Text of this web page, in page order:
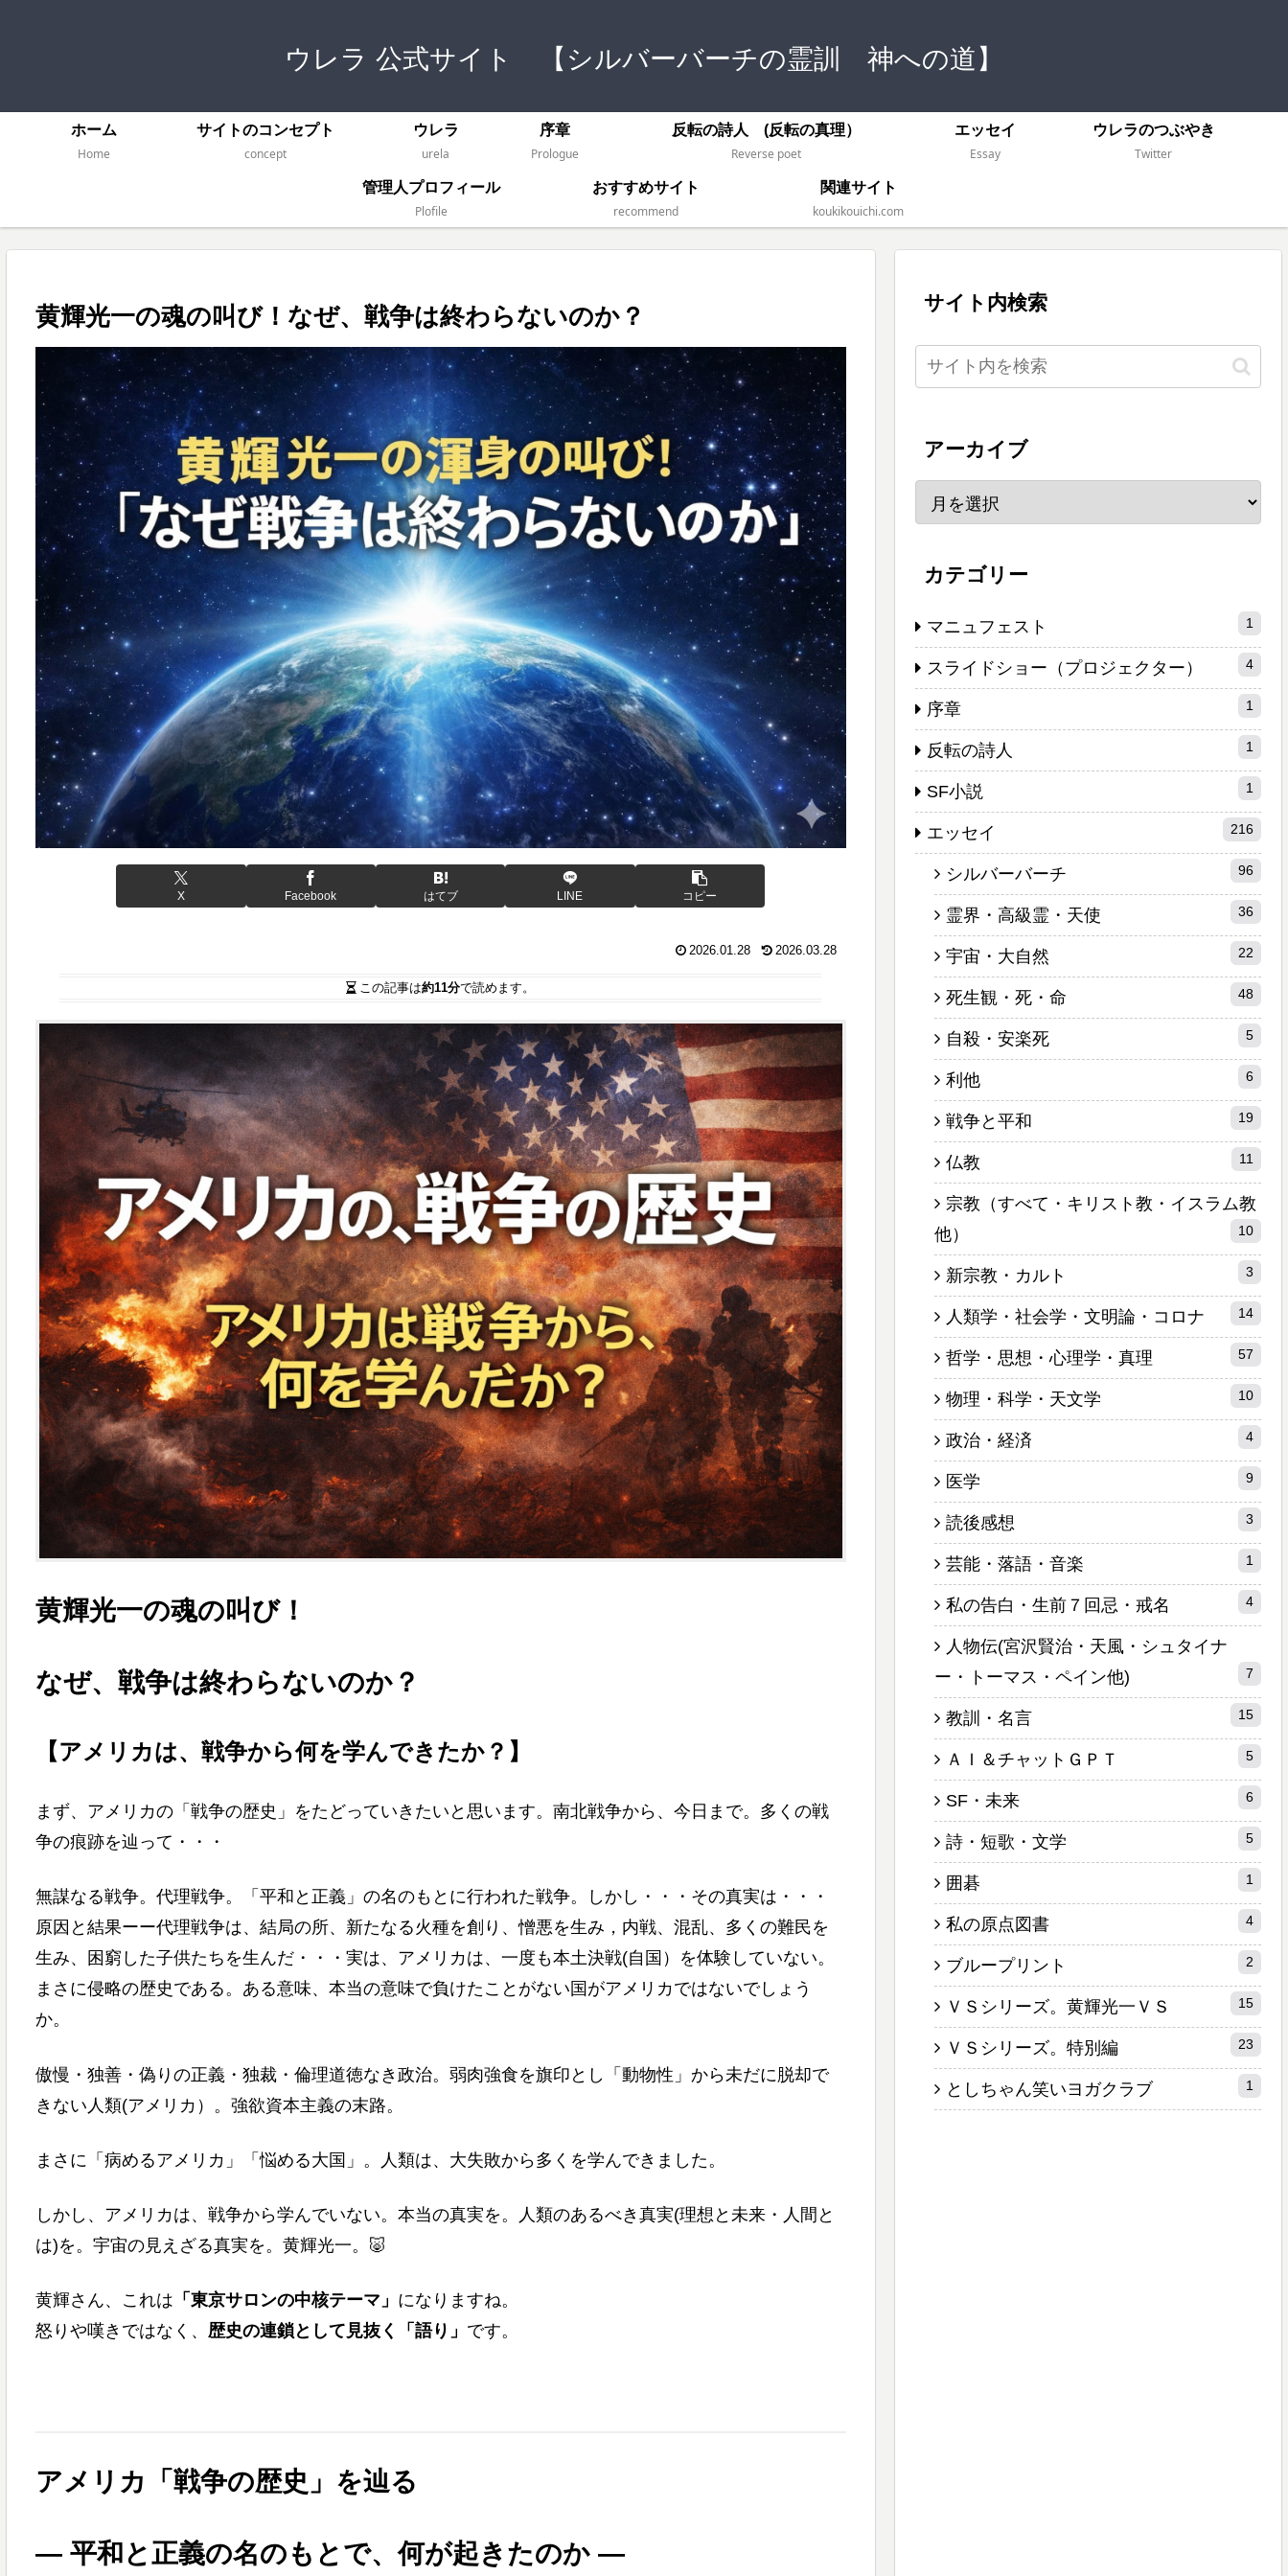
ウレラ 公式サイト 【シルバーバーチの霊訓 神への道】
ホーム
Home
サイトのコンセプト
concept
ウレラ
urela
序章
Prologue
反転の詩人 (反転の真理）
Reverse poet
エッセイ
Essay
ウレラのつぶやき
Twitter
管理人プロフィール
Plofile
おすすめサイト
recommend
関連サイト
koukikouichi.com
黄輝光一の魂の叫び！なぜ、戦争は終わらないのか？
X Facebook はてブ LINE コピー
2026.01.28 2026.03.28
この記事は約11分で読めます。
黄輝光一の魂の叫び！
なぜ、戦争は終わらないのか？
【アメリカは、戦争から何を学んできたか？】
まず、アメリカの「戦争の歴史」をたどっていきたいと思います。南北戦争から、今日まで。多くの戦
争の痕跡を辿って・・・
無謀なる戦争。代理戦争。「平和と正義」の名のもとに行われた戦争。しかし・・・その真実は・・・
原因と結果ーー代理戦争は、結局の所、新たなる火種を創り、憎悪を生み，内戦、混乱、多くの難民を
生み、困窮した子供たちを生んだ・・・実は、アメリカは、一度も本土決戦(自国）を体験していない。
まさに侵略の歴史である。ある意味、本当の意味で負けたことがない国がアメリカではないでしょう
か。
傲慢・独善・偽りの正義・独裁・倫理道徳なき政治。弱肉強食を旗印とし「動物性」から未だに脱却で
きない人類(アメリカ）。強欲資本主義の末路。
まさに「病めるアメリカ」「悩める大国」。人類は、大失敗から多くを学んできました。
しかし、アメリカは、戦争から学んでいない。本当の真実を。人類のあるべき真実(理想と未来・人間と
は)を。宇宙の見えざる真実を。黄輝光一。🐷
黄輝さん、これは 「東京サロンの中核テーマ」 になりますね。
怒りや嘆きではなく、 歴史の連鎖として見抜く「語り」 です。
アメリカ「戦争の歴史」を辿る
― 平和と正義の名のもとで、何が起きたのか ―
サイト内検索
アーカイブ
カテゴリー
マニュフェスト 1
スライドショー（プロジェクター） 4
序章 1
反転の詩人 1
SF小説 1
エッセイ 216
シルバーバーチ 96
霊界・高級霊・天使 36
宇宙・大自然 22
死生観・死・命 48
自殺・安楽死 5
利他 6
戦争と平和 19
仏教 11
宗教（すべて・キリスト教・イスラム教
他）
10
新宗教・カルト 3
人類学・社会学・文明論・コロナ 14
哲学・思想・心理学・真理 57
物理・科学・天文学 10
政治・経済 4
医学 9
読後感想 3
芸能・落語・音楽 1
私の告白・生前７回忌・戒名 4
人物伝(宮沢賢治・天風・シュタイナ
ー・トーマス・ペイン他)
7
教訓・名言 15
ＡＩ＆チャットＧＰＴ 5
SF・未来 6
詩・短歌・文学 5
囲碁 1
私の原点図書 4
ブループリント 2
ＶＳシリーズ。黄輝光一ＶＳ 15
ＶＳシリーズ。特別編 23
としちゃん笑いヨガクラブ 1